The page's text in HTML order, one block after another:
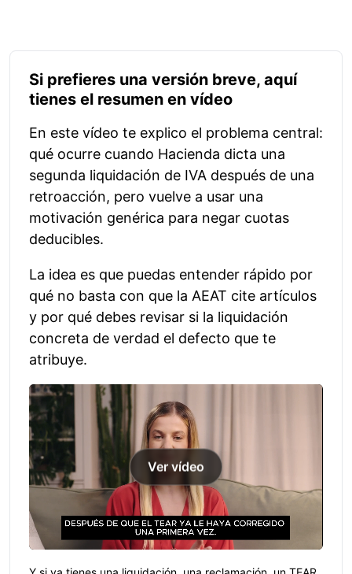
Si prefieres una versión breve, aquí
tienes el resumen en vídeo
En este vídeo te explico el problema central:
qué ocurre cuando Hacienda dicta una
segunda liquidación de IVA después de una
retroacción, pero vuelve a usar una
motivación genérica para negar cuotas
deducibles.
La idea es que puedas entender rápido por
qué no basta con que la AEAT cite artículos
y por qué debes revisar si la liquidación
concreta de verdad el defecto que te
atribuye.
Ver vídeo